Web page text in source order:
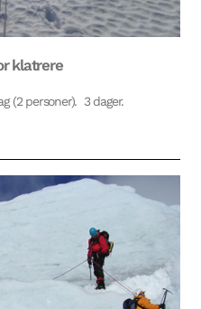
klatrere
(2 personer). 3 dager.